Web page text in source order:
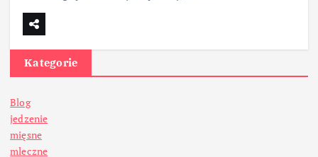
Kategorie
Blog
jedzenie
mięsne
mleczne